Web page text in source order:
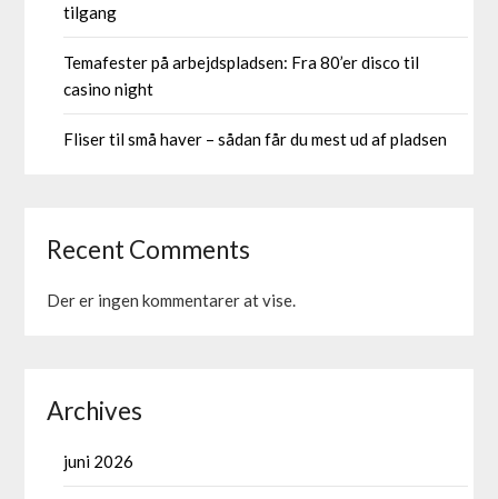
tilgang
Temafester på arbejdspladsen: Fra 80’er disco til
casino night
Fliser til små haver – sådan får du mest ud af pladsen
Recent Comments
Der er ingen kommentarer at vise.
Archives
juni 2026